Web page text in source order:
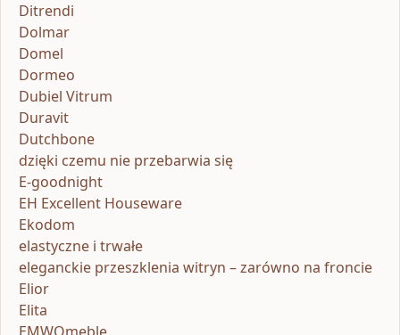
Ditrendi
Dolmar
Domel
Dormeo
Dubiel Vitrum
Duravit
Dutchbone
dzięki czemu nie przebarwia się
E-goodnight
EH Excellent Houseware
Ekodom
elastyczne i trwałe
eleganckie przeszklenia witryn – zarówno na froncie
Elior
Elita